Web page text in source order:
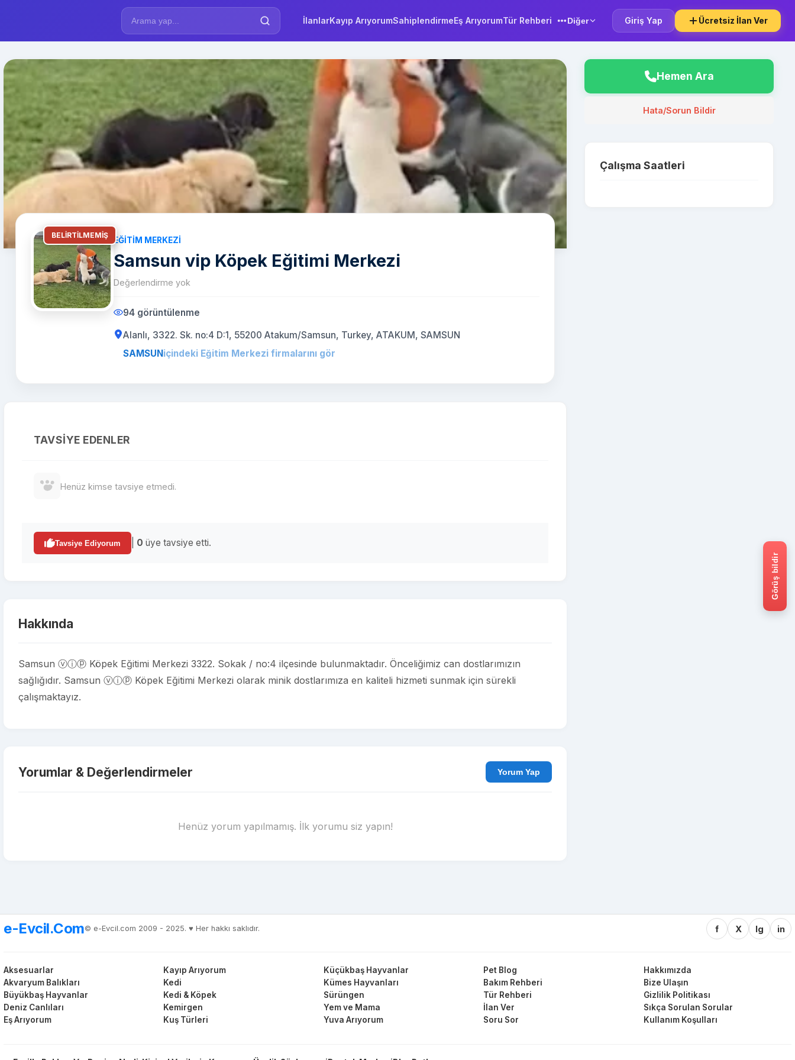
İlanlarKayıp ArıyorumSahiplendirmeEş ArıyorumTür Rehberi Diğer Giriş Yap Ücretsiz İlan Ver
BELIRTILMEMIŞ
EĞITIM MERKEZI
Samsun vip Köpek Eğitimi Merkezi
Değerlendirme yok
94 görüntülenme
Alanlı, 3322. Sk. no:4 D:1, 55200 Atakum/Samsun, Turkey, ATAKUM, SAMSUN
SAMSUNiçindeki Eğitim Merkezi firmalarını gör
TAVSIYE EDENLER
Henüz kimse tavsiye etmedi.
Tavsiye Ediyorum 0 üye tavsiye etti.
Hakkında
Samsun ⓥⓘⓟ Köpek Eğitimi Merkezi 3322. Sokak / no:4 ilçesinde bulunmaktadır. Önceliğimiz can dostlarımızın
sağlığıdır. Samsun ⓥⓘⓟ Köpek Eğitimi Merkezi olarak minik dostlarımıza en kaliteli hizmeti sunmak için sürekli
çalışmaktayız.
Yorumlar & Değerlendirmeler Yorum Yap
Henüz yorum yapılmamış. İlk yorumu siz yapın!
Hemen Ara
Hata/Sorun Bildir
Çalışma Saatleri
e-Evcil.Com© e-Evcil.com 2009 - 2025. ♥️ Her hakkı saklıdır. f X Ig in
Aksesuarlar
Akvaryum Balıkları
Büyükbaş Hayvanlar
Deniz Canlıları
Eş Arıyorum
Kayıp Arıyorum
Kedi
Kedi & Köpek
Kemirgen
Kuş Türleri
Küçükbaş Hayvanlar
Kümes Hayvanları
Sürüngen
Yem ve Mama
Yuva Arıyorum
Pet Blog
Bakım Rehberi
Tür Rehberi
İlan Ver
Soru Sor
Hakkımızda
Bize Ulaşın
Gizlilik Politikası
Sıkça Sorulan Sorular
Kullanım Koşulları
Görüş bildir